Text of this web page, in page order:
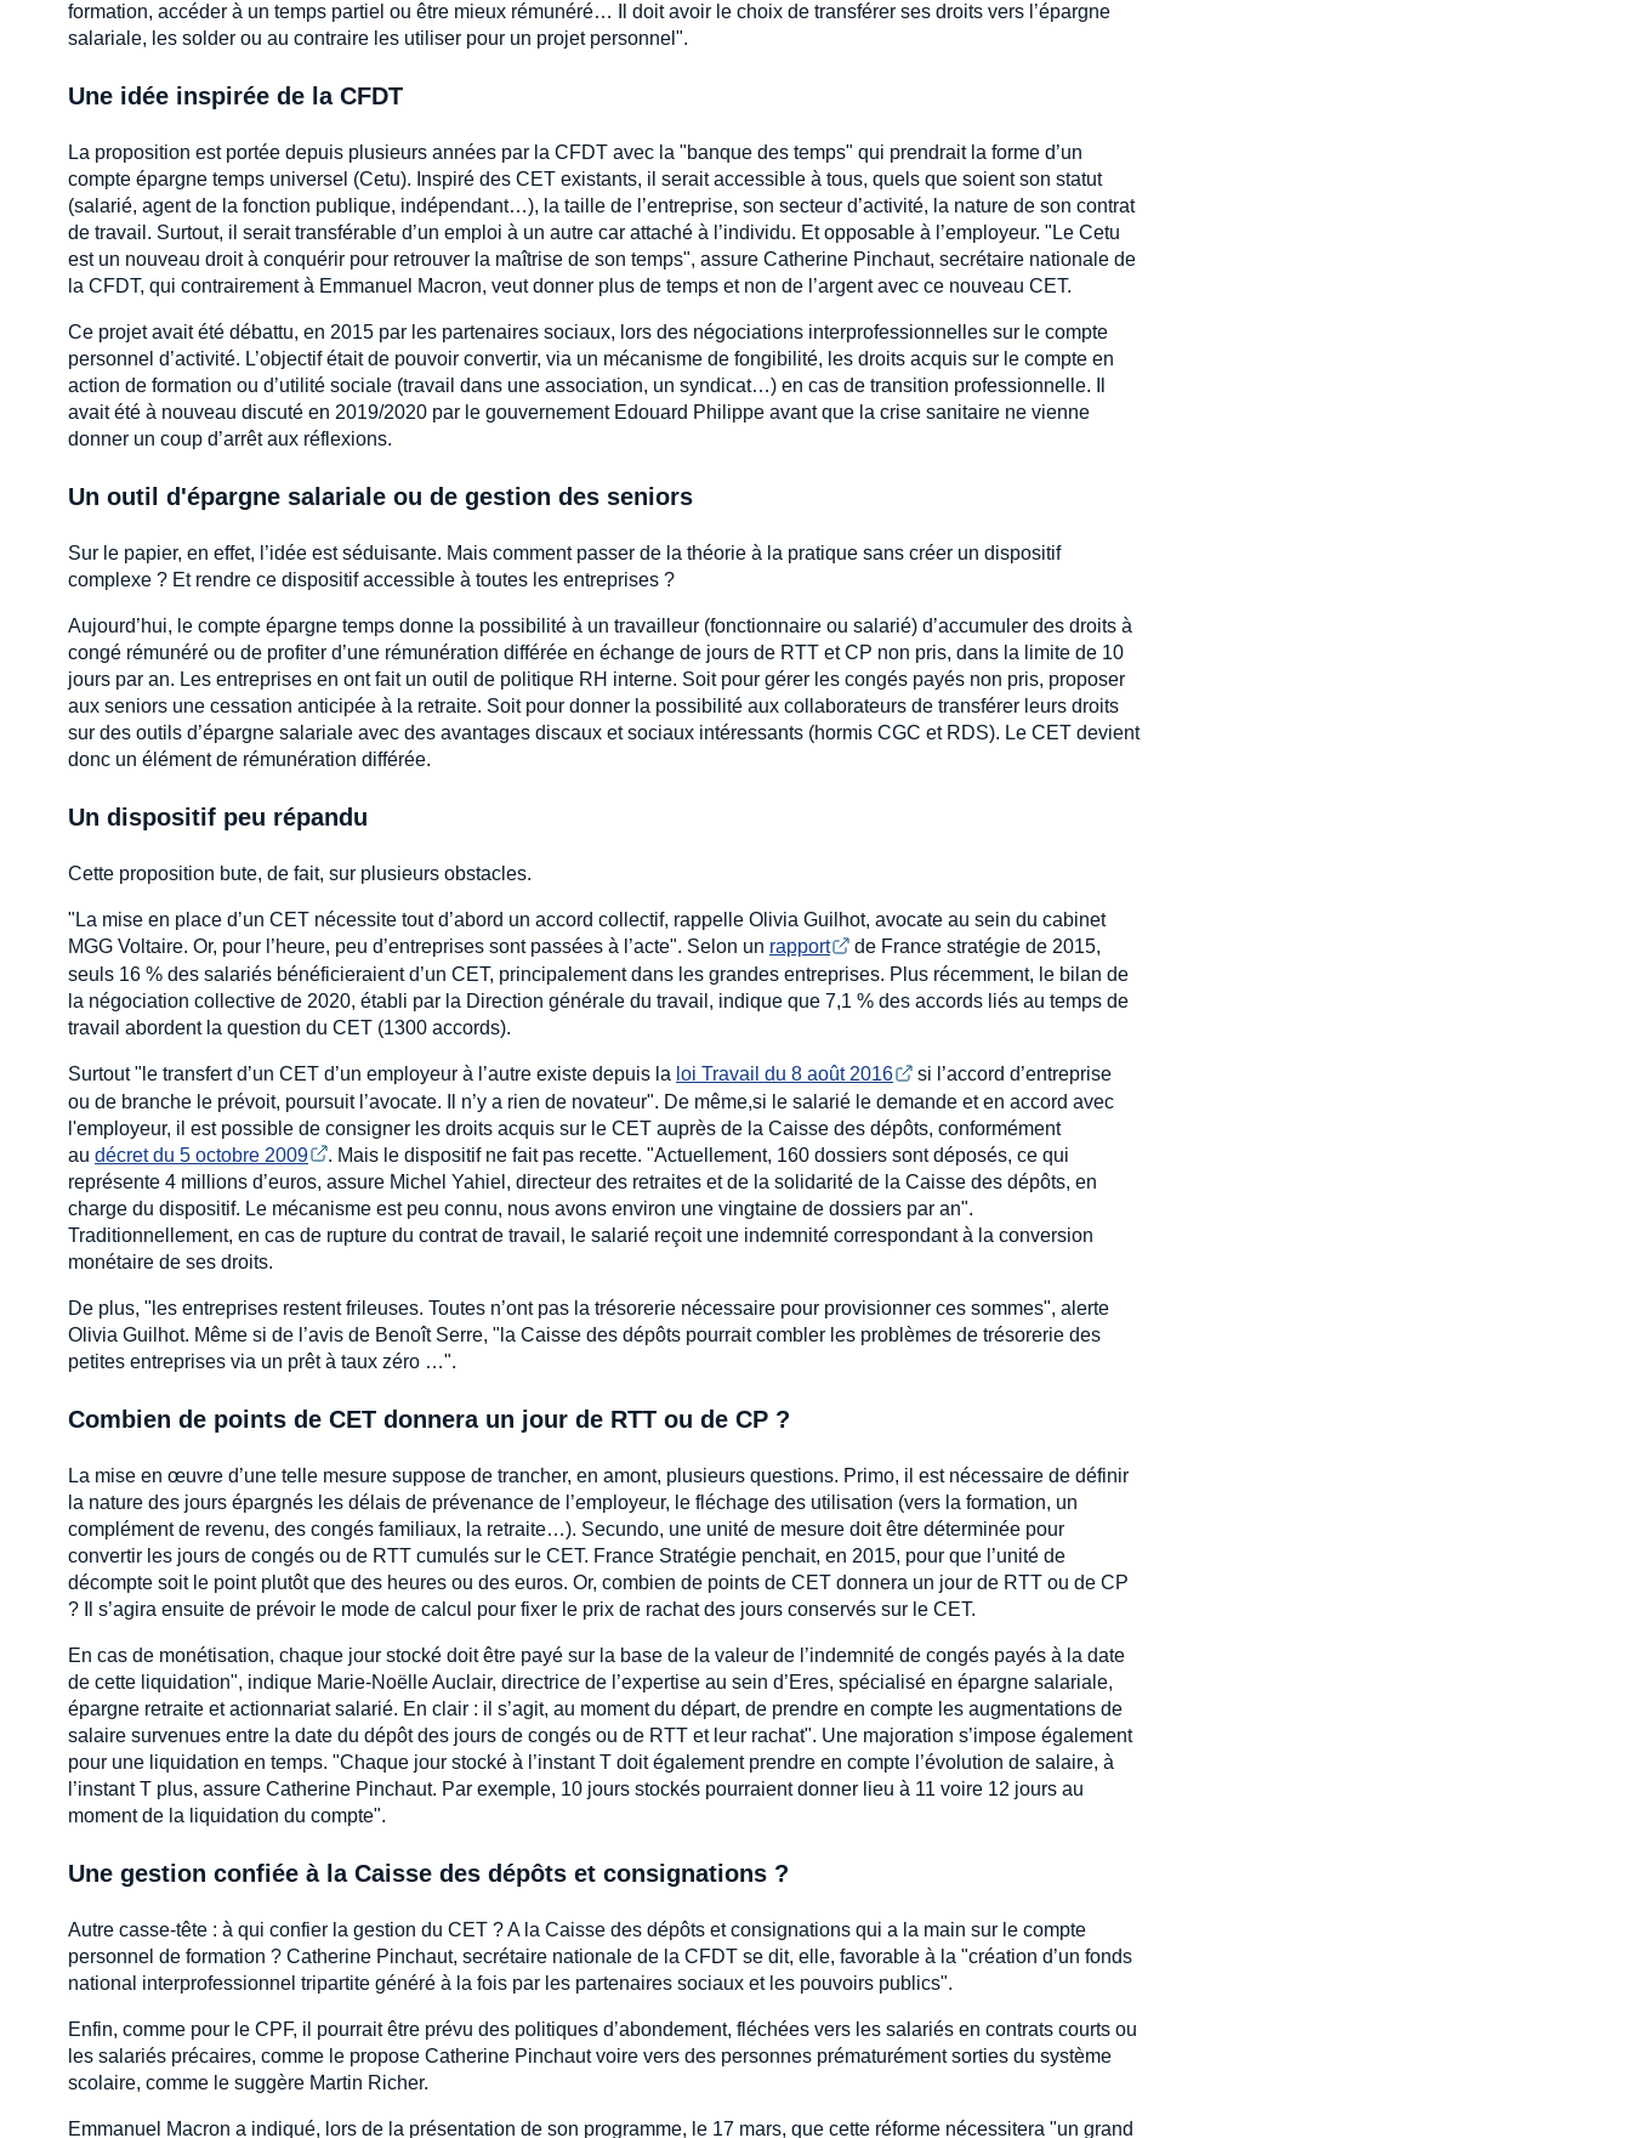
formation, accéder à un temps partiel ou être mieux rémunéré… Il doit avoir le choix de transférer ses droits vers l’épargne
salariale, les solder ou au contraire les utiliser pour un projet personnel".
Une idée inspirée de la CFDT
La proposition est portée depuis plusieurs années par la CFDT avec la "banque des temps" qui prendrait la forme d’un
compte épargne temps universel (Cetu). Inspiré des CET existants, il serait accessible à tous, quels que soient son statut
(salarié, agent de la fonction publique, indépendant…), la taille de l’entreprise, son secteur d’activité, la nature de son contrat
de travail. Surtout, il serait transférable d’un emploi à un autre car attaché à l’individu. Et opposable à l’employeur. "Le Cetu
est un nouveau droit à conquérir pour retrouver la maîtrise de son temps", assure Catherine Pinchaut, secrétaire nationale de
la CFDT, qui contrairement à Emmanuel Macron, veut donner plus de temps et non de l’argent avec ce nouveau CET.
Ce projet avait été débattu, en 2015 par les partenaires sociaux, lors des négociations interprofessionnelles sur le compte
personnel d’activité. L’objectif était de pouvoir convertir, via un mécanisme de fongibilité, les droits acquis sur le compte en
action de formation ou d’utilité sociale (travail dans une association, un syndicat…) en cas de transition professionnelle. Il
avait été à nouveau discuté en 2019/2020 par le gouvernement Edouard Philippe avant que la crise sanitaire ne vienne
donner un coup d’arrêt aux réflexions.
Un outil d'épargne salariale ou de gestion des seniors
Sur le papier, en effet, l’idée est séduisante. Mais comment passer de la théorie à la pratique sans créer un dispositif
complexe ? Et rendre ce dispositif accessible à toutes les entreprises ?
Aujourd’hui, le compte épargne temps donne la possibilité à un travailleur (fonctionnaire ou salarié) d’accumuler des droits à
congé rémunéré ou de profiter d’une rémunération différée en échange de jours de RTT et CP non pris, dans la limite de 10
jours par an. Les entreprises en ont fait un outil de politique RH interne. Soit pour gérer les congés payés non pris, proposer
aux seniors une cessation anticipée à la retraite. Soit pour donner la possibilité aux collaborateurs de transférer leurs droits
sur des outils d’épargne salariale avec des avantages discaux et sociaux intéressants (hormis CGC et RDS). Le CET devient
donc un élément de rémunération différée.
Un dispositif peu répandu
Cette proposition bute, de fait, sur plusieurs obstacles.
"La mise en place d’un CET nécessite tout d’abord un accord collectif, rappelle Olivia Guilhot, avocate au sein du cabinet
MGG Voltaire. Or, pour l’heure, peu d’entreprises sont passées à l’acte". Selon un rapport
de France stratégie de 2015,
seuls 16 % des salariés bénéficieraient d’un CET, principalement dans les grandes entreprises. Plus récemment, le bilan de
la négociation collective de 2020, établi par la Direction générale du travail, indique que 7,1 % des accords liés au temps de
travail abordent la question du CET (1300 accords).
Surtout "le transfert d’un CET d’un employeur à l’autre existe depuis la loi Travail du 8 août 2016
si l’accord d’entreprise
ou de branche le prévoit, poursuit l’avocate. Il n’y a rien de novateur". De même,si le salarié le demande et en accord avec
l'employeur, il est possible de consigner les droits acquis sur le CET auprès de la Caisse des dépôts, conformément
au décret du 5 octobre 2009
. Mais le dispositif ne fait pas recette. "Actuellement, 160 dossiers sont déposés, ce qui
représente 4 millions d’euros, assure Michel Yahiel, directeur des retraites et de la solidarité de la Caisse des dépôts, en
charge du dispositif. Le mécanisme est peu connu, nous avons environ une vingtaine de dossiers par an".
Traditionnellement, en cas de rupture du contrat de travail, le salarié reçoit une indemnité correspondant à la conversion
monétaire de ses droits.
De plus, "les entreprises restent frileuses. Toutes n’ont pas la trésorerie nécessaire pour provisionner ces sommes", alerte
Olivia Guilhot. Même si de l’avis de Benoît Serre, "la Caisse des dépôts pourrait combler les problèmes de trésorerie des
petites entreprises via un prêt à taux zéro …".
Combien de points de CET donnera un jour de RTT ou de CP ?
La mise en œuvre d’une telle mesure suppose de trancher, en amont, plusieurs questions. Primo, il est nécessaire de définir
la nature des jours épargnés les délais de prévenance de l’employeur, le fléchage des utilisation (vers la formation, un
complément de revenu, des congés familiaux, la retraite…). Secundo, une unité de mesure doit être déterminée pour
convertir les jours de congés ou de RTT cumulés sur le CET. France Stratégie penchait, en 2015, pour que l’unité de
décompte soit le point plutôt que des heures ou des euros. Or, combien de points de CET donnera un jour de RTT ou de CP
? Il s’agira ensuite de prévoir le mode de calcul pour fixer le prix de rachat des jours conservés sur le CET.
En cas de monétisation, chaque jour stocké doit être payé sur la base de la valeur de l’indemnité de congés payés à la date
de cette liquidation", indique Marie-Noëlle Auclair, directrice de l’expertise au sein d’Eres, spécialisé en épargne salariale,
épargne retraite et actionnariat salarié. En clair : il s’agit, au moment du départ, de prendre en compte les augmentations de
salaire survenues entre la date du dépôt des jours de congés ou de RTT et leur rachat". Une majoration s’impose également
pour une liquidation en temps. "Chaque jour stocké à l’instant T doit également prendre en compte l’évolution de salaire, à
l’instant T plus, assure Catherine Pinchaut. Par exemple, 10 jours stockés pourraient donner lieu à 11 voire 12 jours au
moment de la liquidation du compte".
Une gestion confiée à la Caisse des dépôts et consignations ?
Autre casse-tête : à qui confier la gestion du CET ? A la Caisse des dépôts et consignations qui a la main sur le compte
personnel de formation ? Catherine Pinchaut, secrétaire nationale de la CFDT se dit, elle, favorable à la "création d’un fonds
national interprofessionnel tripartite généré à la fois par les partenaires sociaux et les pouvoirs publics".
Enfin, comme pour le CPF, il pourrait être prévu des politiques d’abondement, fléchées vers les salariés en contrats courts ou
les salariés précaires, comme le propose Catherine Pinchaut voire vers des personnes prématurément sorties du système
scolaire, comme le suggère Martin Richer.
Emmanuel Macron a indiqué, lors de la présentation de son programme, le 17 mars, que cette réforme nécessitera "un grand